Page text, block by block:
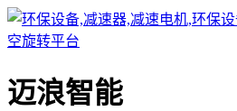
迈浪智能